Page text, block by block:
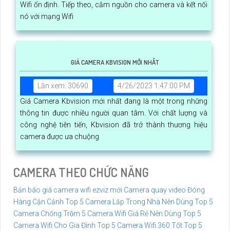
Wifi ổn định. Tiếp theo, cắm nguồn cho camera và kết nối
nó với mạng Wifi
GIÁ CAMERA KBVISION MỚI NHẤT
Lần xem: 30690
4/26/2023 1:47:00 PM
Giá Camera Kbvision mới nhất đang là một trong những
thông tin được nhiều người quan tâm. Với chất lượng và
công nghệ tiên tiến, Kbvision đã trở thành thương hiệu
camera được ưa chuộng
CAMERA THEO CHỨC NĂNG
Bản báo giá camera wifi ezviz mới Camera quay video Đóng
Hàng Cận Cảnh Top 5 Camera Lắp Trong Nhà Nên Dùng Top 5
Camera Chống Trộm 5 Camera Wifi Giá Rẻ Nên Dùng Top 5
Camera Wifi Cho Gia Đình Top 5 Camera Wifi 360 TốtTop 5